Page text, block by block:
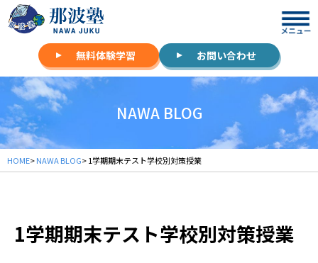
無料体験学習 お問い合わせ
NAWA BLOG
HOME>NAWA BLOG> 1学期期末テスト学校別対策授業
1学期期末テスト学校別対策授業